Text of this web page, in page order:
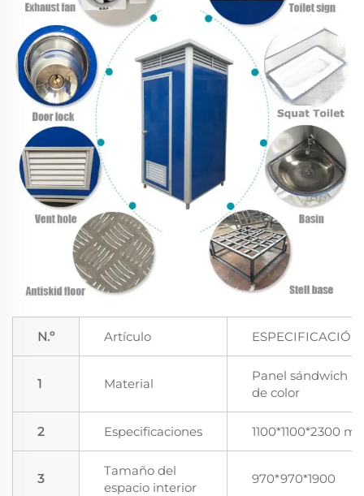
N.º Artículo ESPECIFICACIÓN
1 Material
Panel sándwich
de color
2 Especificaciones 1100*1100*2300
3
Tamaño del
espacio interior
970*970*1900